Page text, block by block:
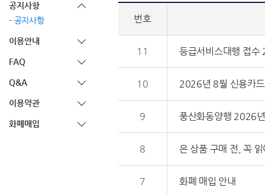
공지사항
공지사항
이용안내
FAQ
Q&A
이용약관
화폐매입
번호
11 등급서비스대행 접수
10 2026년 8월 신용카
9 풍산화동양행 2026
8 은 상품 구매 전, 꼭
7 화폐 매입 안내